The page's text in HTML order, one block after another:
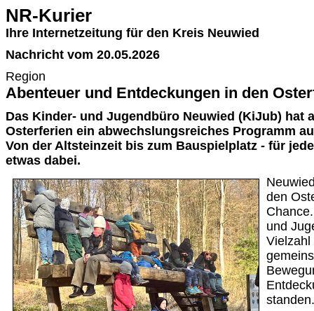
NR-Kurier
Ihre Internetzeitung für den Kreis Neuwied
Nachricht vom 20.05.2026
Region
Abenteuer und Entdeckungen in den
Das Kinder- und Jugendbüro Neuwied (KiJub) hat
Osterferien ein abwechslungsreiches Programm
Von der Altsteinzeit bis zum Bauspielplatz - für
etwas dabei.
den
und
Vielzahl
standen.